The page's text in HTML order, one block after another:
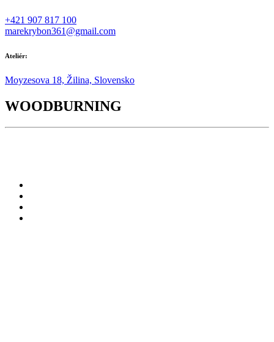
+421 907 817 100
marekrybon361@gmail.com
Ateliér:
Moyzesova 18, Žilina, Slovensko
WOODBURNING